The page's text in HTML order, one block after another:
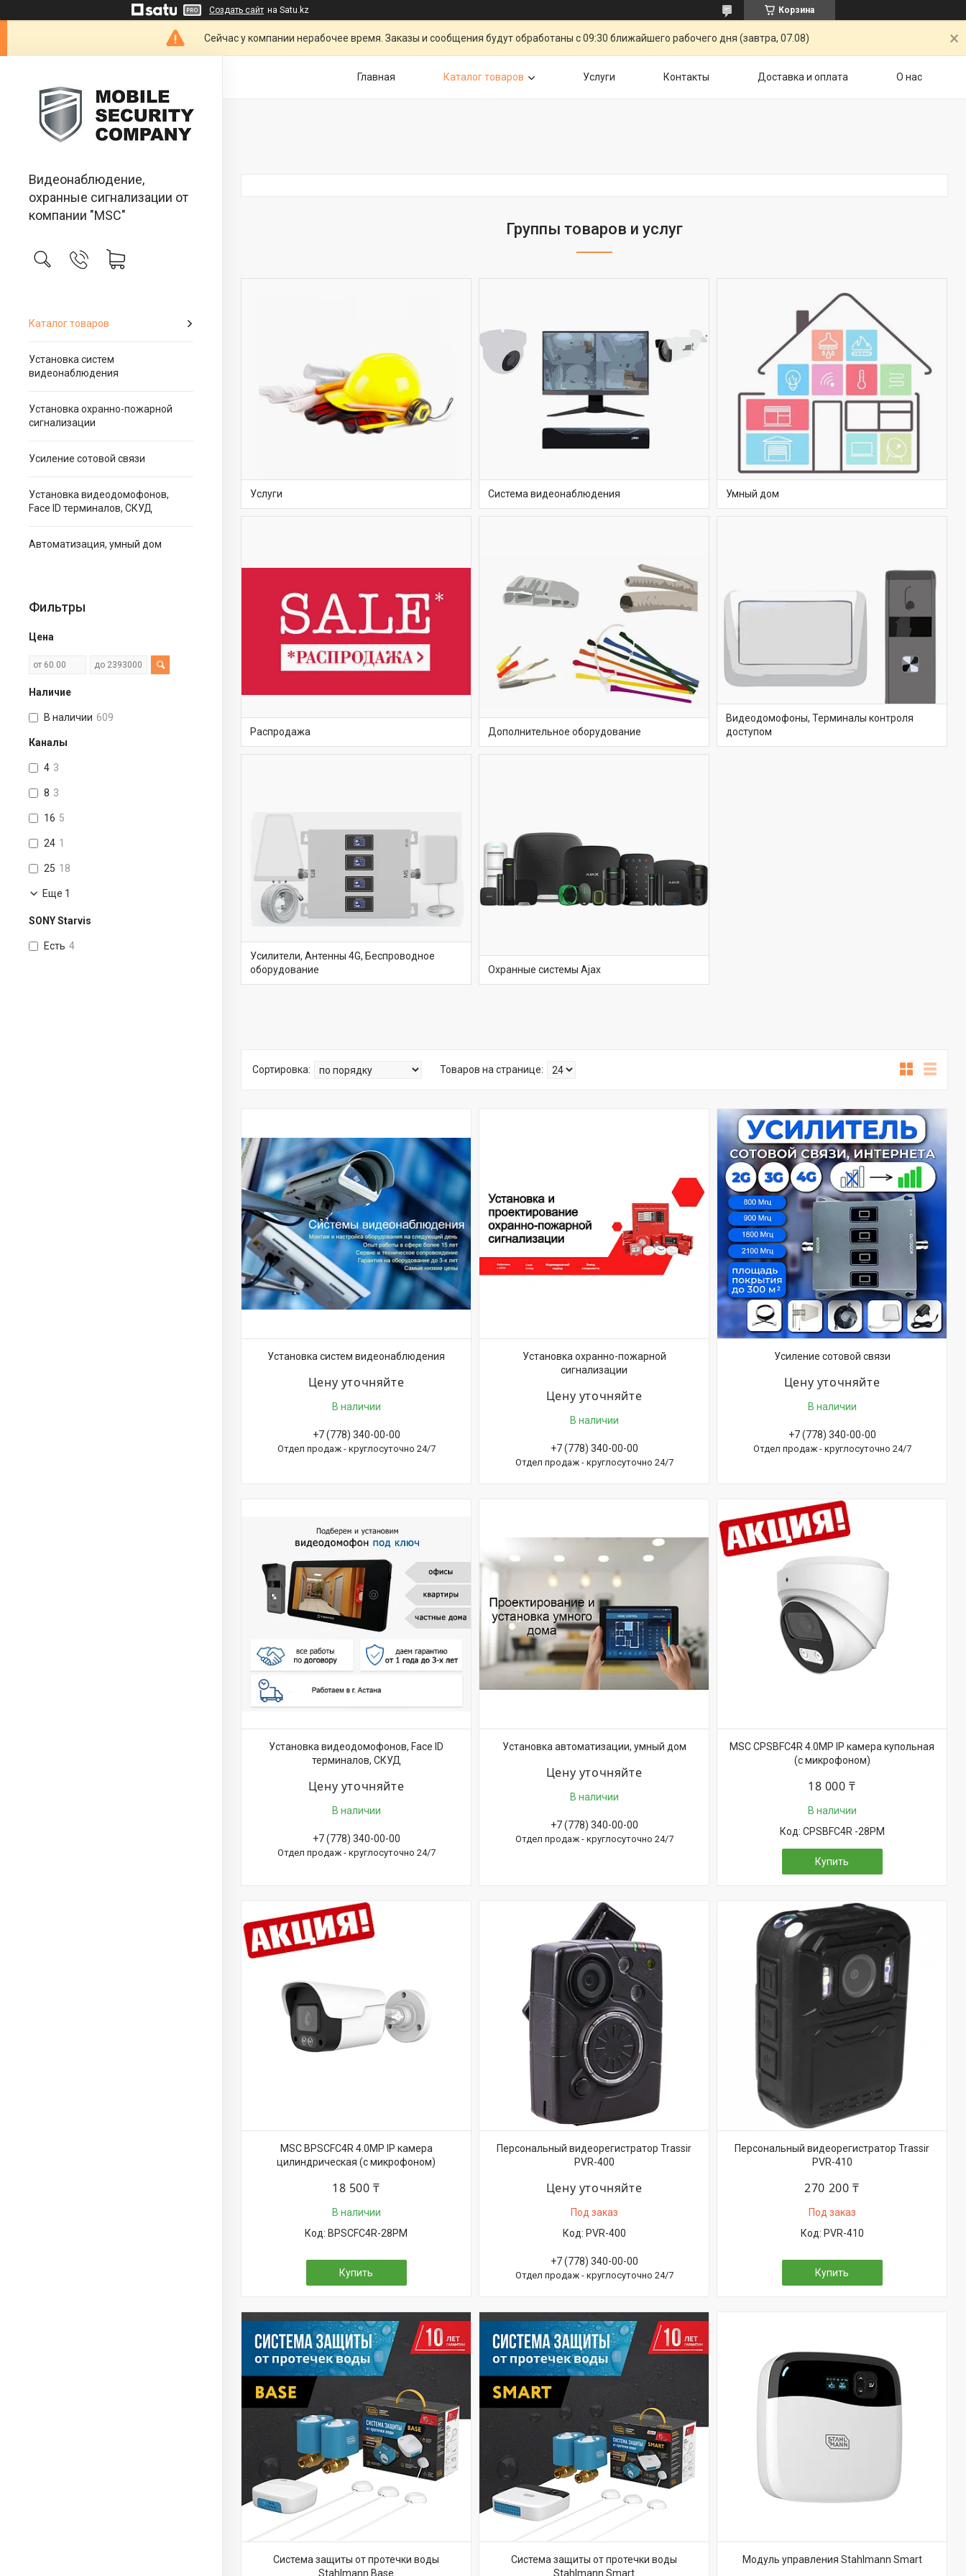
Создать сайт на Satu.kz Корзина
Сейчас у компании нерабочее время. Заказы и сообщения будут обработаны с 09:30 ближайшего рабочего дня (завтра, 07.08)
Видеонаблюдение,
охранные сигнализации от
компании "MSC"
Каталог товаров
Установка систем
видеонаблюдения
Установка охранно-пожарной
сигнализации
Усиление сотовой связи
Установка видеодомофонов,
Face ID терминалов, СКУД
Автоматизация, умный дом
Фильтры
Цена
Наличие
В наличии 609
Каналы
4 3
8 3
16 5
24 1
25 18
Еще 1
SONY Starvis
Есть 4
Главная Каталог товаров Услуги Контакты Доставка и оплата О нас
Группы товаров и услуг
Услуги Система видеонаблюдения Умный дом
Распродажа Дополнительное оборудование
Видеодомофоны, Терминалы контроля
доступом
Усилители, Антенны 4G, Беспроводное
оборудование
Охранные системы Ajax
Установка систем видеонаблюдения
Цену уточняйте
В наличии
+7 (778) 340-00-00
Отдел продаж - круглосуточно 24/7
Установка охранно-пожарной
сигнализации
Цену уточняйте
В наличии
+7 (778) 340-00-00
Отдел продаж - круглосуточно 24/7
Усиление сотовой связи
Цену уточняйте
В наличии
+7 (778) 340-00-00
Отдел продаж - круглосуточно 24/7
Установка видеодомофонов, Face ID
терминалов, СКУД
Цену уточняйте
В наличии
+7 (778) 340-00-00
Отдел продаж - круглосуточно 24/7
Установка автоматизации, умный дом
Цену уточняйте
В наличии
+7 (778) 340-00-00
Отдел продаж - круглосуточно 24/7
MSC CPSBFC4R 4.0MP IP камера купольная
(с микрофоном)
18 000 ₸
В наличии
CPSBFC4R -28PM
Купить
MSC BPSCFC4R 4.0MP IP камера
цилиндрическая (с микрофоном)
18 500 ₸
В наличии
BPSCFC4R-28PM
Купить
Персональный видеорегистратор Trassir
PVR-400
Цену уточняйте
Под заказ
PVR-400
+7 (778) 340-00-00
Отдел продаж - круглосуточно 24/7
Персональный видеорегистратор Trassir
PVR-410
270 200 ₸
Под заказ
PVR-410
Купить
Система защиты от протечки воды
Stahlmann Base
Система защиты от протечки воды
Stahlmann Smart
Модуль управления Stahlmann Smart